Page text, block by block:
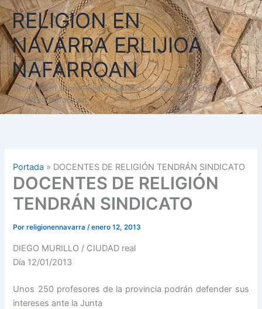
Ir
al
contenido
RELIGION EN
NAVARRA ERLIJIOA
NAFARROAN
Información sobre Religión Católica en Navarra - Erlijio
Katolikoa Nafarroan
Portada » DOCENTES DE RELIGIÓN TENDRÁN SINDICATO
DOCENTES DE RELIGIÓN
TENDRÁN SINDICATO
Porreligionennavarra/enero 12, 2013
DIEGO MURILLO / CIUDAD real
Día 12/01/2013
Unos 250 profesores de la provincia podrán defender sus
intereses ante la Junta